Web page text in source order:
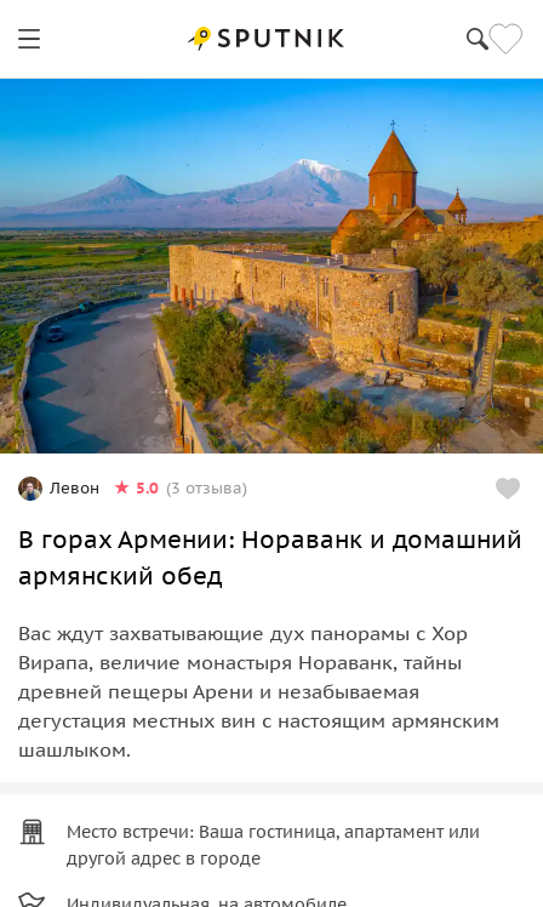
Левон 5.0 (3 отзыва)
В горах Армении: Нораванк и домашний
армянский обед
Вас ждут захватывающие дух панорамы с Хор
Вирапа, величие монастыря Нораванк, тайны
древней пещеры Арени и незабываемая
дегустация местных вин с настоящим армянским
шашлыком.
Место встречи: Ваша гостиница, апартамент или
другой адрес в городе